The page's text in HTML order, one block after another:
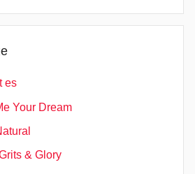
es
Your Dream
& Glory